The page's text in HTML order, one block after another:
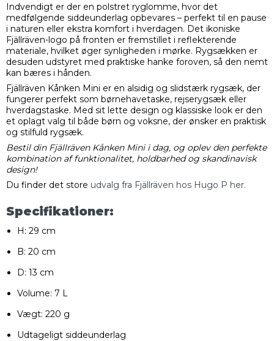
Indvendigt er der en polstret ryglomme, hvor det
medfølgende siddeunderlag opbevares – perfekt til en pause
i naturen eller ekstra komfort i hverdagen. Det ikoniske
Fjällräven-logo på fronten er fremstillet i reflekterende
materiale, hvilket øger synligheden i mørke. Rygsækken er
desuden udstyret med praktiske hanke foroven, så den nemt
kan bæres i hånden.
Fjällräven Kånken Mini er en alsidig og slidstærk rygsæk, der
fungerer perfekt som børnehavetaske, rejserygsæk eller
hverdagstaske. Med sit lette design og klassiske look er den
et oplagt valg til både børn og voksne, der ønsker en praktisk
og stilfuld rygsæk.
Bestil din Fjällräven Kånken Mini i dag, og oplev den perfekte
kombination af funktionalitet, holdbarhed og skandinavisk
design!
Du finder det store udvalg fra Fjällräven hos Hugo P her.
Specifikationer:
H: 29 cm
B: 20 cm
D: 13 cm
Volume: 7 L
Vægt: 220 g
Udtageligt siddeunderlag